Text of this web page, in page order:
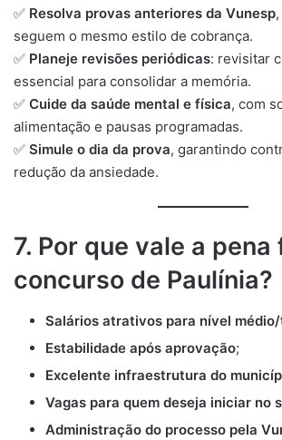
✅ Resolva provas anteriores da Vunesp
seguem o mesmo estilo de cobrança.
✅ Planeje revisões periódicas: revisitar
essencial para consolidar a memória.
✅ Cuide da saúde mental e física, com
alimentação e pausas programadas.
✅ Simule o dia da prova, garantindo
redução da ansiedade.
7. Por que vale a pena
concurso de Paulínia?
Salários atrativos para nível
Estabilidade após aprovação;
Excelente infraestrutura do
Vagas para quem deseja iniciar no
Administração do processo pela